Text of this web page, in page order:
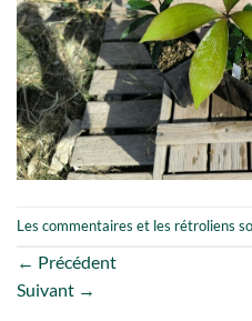
Les commentaires et les rétroliens
← Précédent
Suivant →